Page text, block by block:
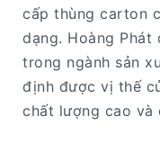
cấp thùng carton
dạng. Hoàng Phát
trong ngành sản
định được vị thế
chất lượng cao và